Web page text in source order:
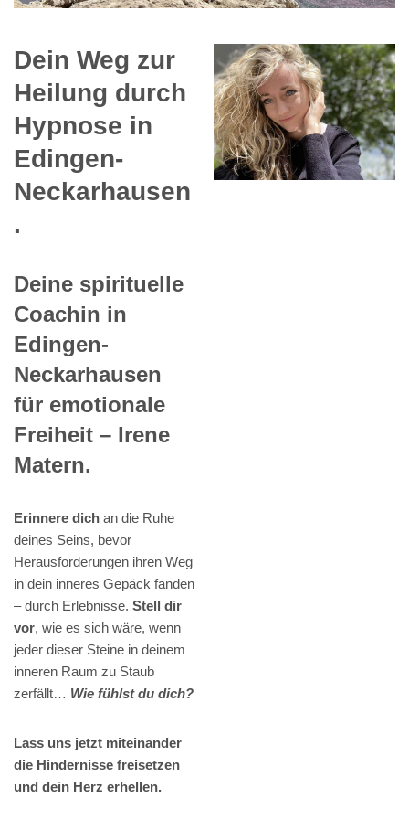
Dein Weg zur
Heilung durch
Hypnose in
Edingen-
Neckarhausen
.
Deine spirituelle
Coachin in
Edingen-
Neckarhausen
für emotionale
Freiheit – Irene
Matern.
Erinnere dich an die Ruhe
deines Seins, bevor
Herausforderungen ihren Weg
in dein inneres Gepäck fanden
– durch Erlebnisse. Stell dir
vor, wie es sich wäre, wenn
jeder dieser Steine in deinem
inneren Raum zu Staub
zerfällt… Wie fühlst du dich?
Lass uns jetzt miteinander
die Hindernisse freisetzen
und dein Herz erhellen.